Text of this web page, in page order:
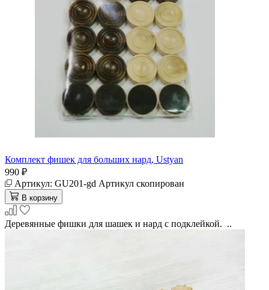
Комплект фишек для больших нард, Ustyan
990 ₽
Артикул: GU201-gd Артикул скопирован
В корзину
Деревянные фишки для шашек и нард с подклейкой. ..